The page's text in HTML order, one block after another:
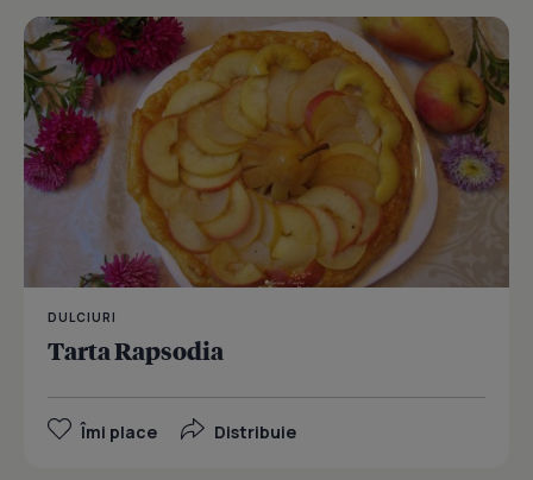
DULCIURI
Tarta Rapsodia
Îmi place Distribuie